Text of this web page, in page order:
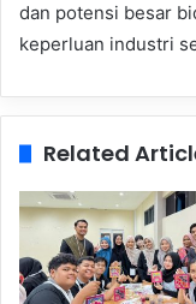
dan potensi besar
keperluan industri
Related